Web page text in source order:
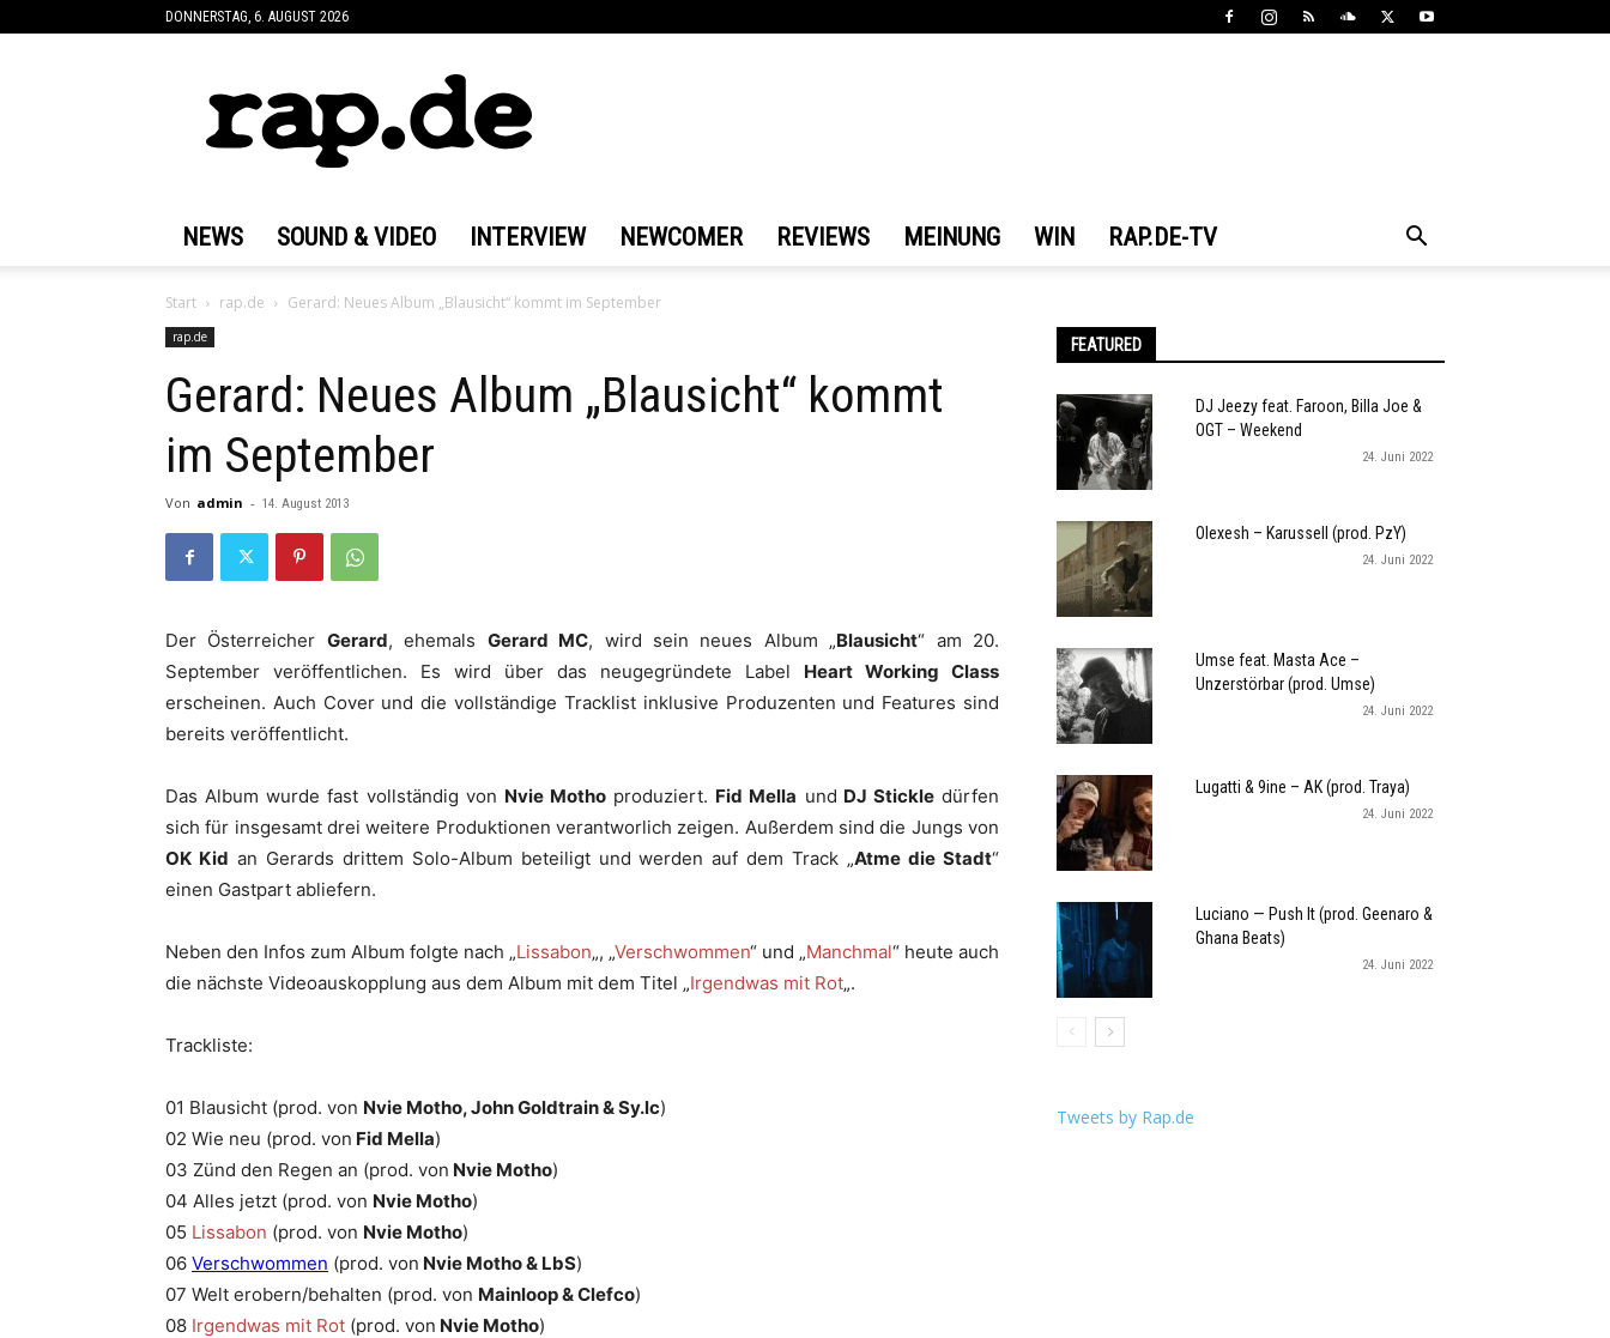
DONNERSTAG, 6. AUGUST 2026
NEWS SOUND & VIDEO INTERVIEW NEWCOMER REVIEWS MEINUNG WIN RAP.DE-TV
Start rap.de Gerard: Neues Album „Blausicht“ kommt im September
rap.de
Gerard: Neues Album „Blausicht“ kommt
im September
Von admin - 14. August 2013
Der Österreicher Gerard, ehemals Gerard MC, wird sein neues Album „Blausicht“ am 20.
September veröffentlichen. Es wird über das neugegründete Label Heart Working Class
erscheinen. Auch Cover und die vollständige Tracklist inklusive Produzenten und Features sind
bereits veröffentlicht.
Das Album wurde fast vollständig von Nvie Motho produziert. Fid Mella und DJ Stickledürfen
sich für insgesamt drei weitere Produktionen verantworlich zeigen. Außerdem sind die Jungs von
OK Kid an Gerards drittem Solo-Album beteiligt und werden auf dem Track „Atme die Stadt“
einen Gastpart abliefern.
Neben den Infos zum Album folgte nach „Lissabon„, „Verschwommen“ und „Manchmal“ heute auch
die nächste Videoauskopplung aus dem Album mit dem Titel „Irgendwas mit Rot„.
Trackliste:
01 Blausicht (prod. von Nvie Motho, John Goldtrain & Sy.lc)
02 Wie neu (prod. von Fid Mella)
03 Zünd den Regen an (prod. von Nvie Motho)
04 Alles jetzt (prod. von Nvie Motho)
05 Lissabon (prod. von Nvie Motho)
06 Verschwommen (prod. von Nvie Motho & LbS)
07 Welt erobern/behalten (prod. von Mainloop & Clefco)
08 Irgendwas mit Rot (prod. von Nvie Motho)
FEATURED
DJ Jeezy feat. Faroon, Billa Joe &
OGT – Weekend
24. Juni 2022
Olexesh – Karussell (prod. PzY)
24. Juni 2022
Umse feat. Masta Ace –
Unzerstörbar (prod. Umse)
24. Juni 2022
Lugatti & 9ine – AK (prod. Traya)
24. Juni 2022
Luciano — Push It (prod. Geenaro &
Ghana Beats)
24. Juni 2022
Tweets by Rap.de